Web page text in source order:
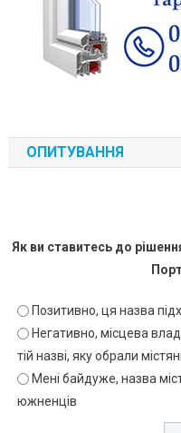
ОПИТУВАННЯ
Як ви ставитесь до
Позитивно, ця назва
Негативно, місцева
тій назві, яку обрали
Мені байдуже, назва
южненців